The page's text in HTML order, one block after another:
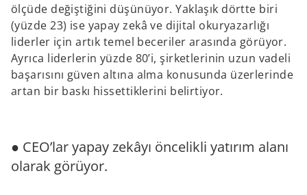
a
b
ölçüde değiştiğini düşünüyor. Yaklaşık dörtte biri
(yüzde 23) ise yapay zekâ ve dijital okuryazarlığı
liderler için artık temel beceriler arasında görüyor.
Ayrıca liderlerin yüzde 80’i, şirketlerinin uzun vadeli
başarısını güven altına alma konusunda üzerlerinde
artan bir baskı hissettiklerini belirtiyor.
● CEO’lar yapay zekâyı öncelikli yatırım alanı
olarak görüyor.